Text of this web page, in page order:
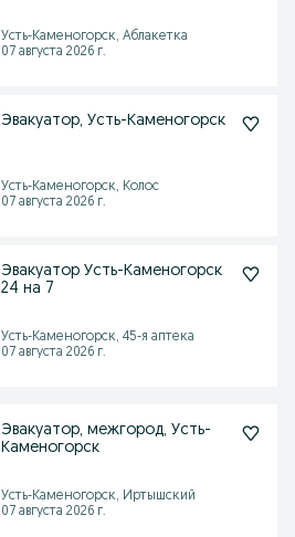
Усть-Каменогорск, Аблакетка
07 августа 2026 г.
Эвакуатор, Усть-Каменогорск
Усть-Каменогорск, Колос
07 августа 2026 г.
Эвакуатор Усть-Каменогорск
24 на 7
Усть-Каменогорск, 45-я аптека
07 августа 2026 г.
Эвакуатор, межгород, Усть-
Каменогорск
Усть-Каменогорск, Иртышский
07 августа 2026 г.